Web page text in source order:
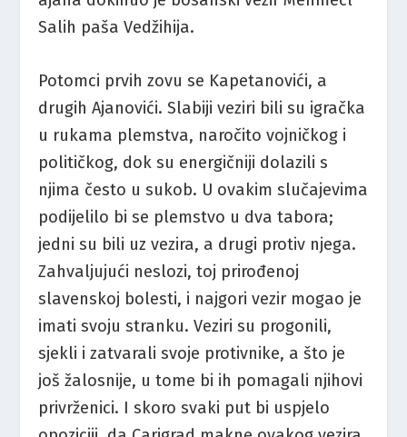
Salih paša Vedžihija.
Potomci prvih zovu se Kapetanovići, a
drugih Ajanovići. Slabiji veziri bili su igračka
u rukama plemstva, naročito vojničkog i
političkog, dok su energičniji dolazili s
njima često u sukob. U ovakim slučajevima
podijelilo bi se plemstvo u dva tabora;
jedni su bili uz vezira, a drugi protiv njega.
Zahvaljujući neslozi, toj prirođenoj
slavenskoj bolesti, i najgori vezir mogao je
imati svoju stranku. Veziri su progonili,
sjekli i zatvarali svoje protivnike, a što je
još žalosnije, u tome bi ih pomagali njihovi
privrženici. I skoro svaki put bi uspjelo